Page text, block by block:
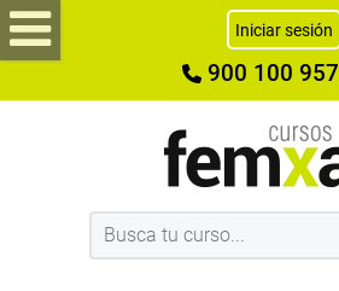
Iniciar sesión
900 100 957